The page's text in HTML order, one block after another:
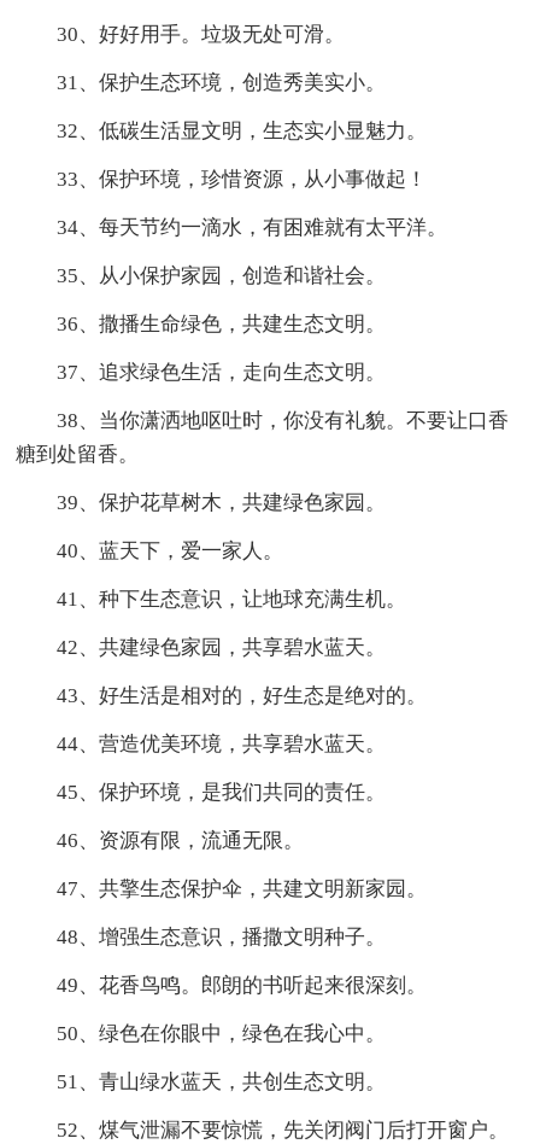
30、好好用手。垃圾无处可滑。
31、保护生态环境，创造秀美实小。
32、低碳生活显文明，生态实小显魅力。
33、保护环境，珍惜资源，从小事做起！
34、每天节约一滴水，有困难就有太平洋。
35、从小保护家园，创造和谐社会。
36、撒播生命绿色，共建生态文明。
37、追求绿色生活，走向生态文明。
38、当你潇洒地呕吐时，你没有礼貌。不要让口香
糖到处留香。
39、保护花草树木，共建绿色家园。
40、蓝天下，爱一家人。
41、种下生态意识，让地球充满生机。
42、共建绿色家园，共享碧水蓝天。
43、好生活是相对的，好生态是绝对的。
44、营造优美环境，共享碧水蓝天。
45、保护环境，是我们共同的责任。
46、资源有限，流通无限。
47、共擎生态保护伞，共建文明新家园。
48、增强生态意识，播撒文明种子。
49、花香鸟鸣。郎朗的书听起来很深刻。
50、绿色在你眼中，绿色在我心中。
51、青山绿水蓝天，共创生态文明。
52、煤气泄漏不要惊慌，先关闭阀门后打开窗户。